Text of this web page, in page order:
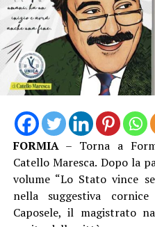
Evangelista.
Rosa Cirone ha
nell’Amministrazione
propria carriera come
circondariale di Pistoia.
profondamente legata alla
di Santo Stefano: suo
un legame che ha
la figura di Eugenio
ricerca storico-
corso del lavoro ha
conservati negli Archivi di
FORMIA– Torna a
Catello Maresca. Dopo la
volume “Lo Stato vince
nella suggestiva
Caposele, il magistrato